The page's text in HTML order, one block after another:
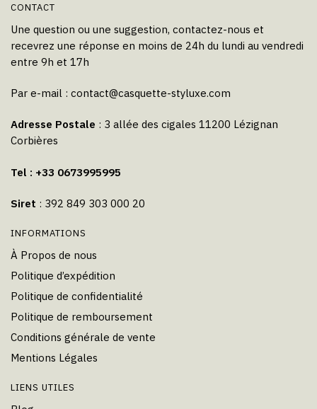
CONTACT
Une question ou une suggestion, contactez-nous et
recevrez une réponse en moins de 24h du lundi au vendredi
entre 9h et 17h
Par e-mail : contact@casquette-styluxe.com
Adresse Postale : 3 allée des cigales 11200 Lézignan
Corbières
Tel : +33 0673995995
Siret : 392 849 303 000 20
INFORMATIONS
À Propos de nous
Politique d’expédition
Politique de confidentialité
Politique de remboursement
Conditions générale de vente
Mentions Légales
LIENS UTILES